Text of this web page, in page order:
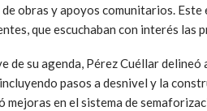
obras y apoyos comunitarios.
que escuchaban con interés las
de su agenda, Pérez Cuéllar
pasos a desnivel y la
mejoras en el sistema de